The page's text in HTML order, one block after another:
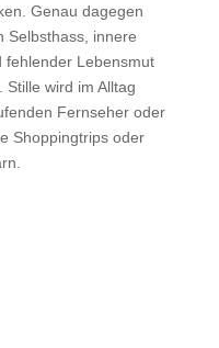
Genau dagegen
Selbsthass, innere
fehlender Lebensmut
wird im Alltag
Fernseher oder
Shoppingtrips oder